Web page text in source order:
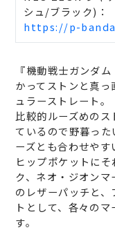
シュ/ブラック)：
https://p-
『機動戦士ガンダ
かってストンと真
ュラーストレート。
比較的ルーズめの
ているので野暮っ
ーズとも合わせやす
ヒップポケットに
ク、ネオ・ジオン
のレザーパッチと
トとして、各々の
す。